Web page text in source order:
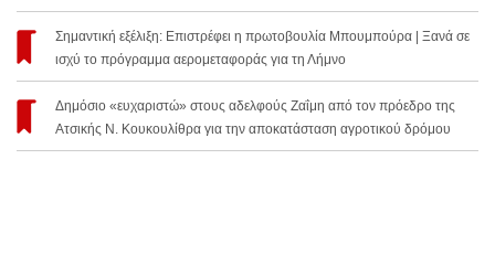
Σημαντική εξέλιξη: Επιστρέφει η πρωτοβουλία Μπουμπούρα | Ξανά σε
ισχύ το πρόγραμμα αερομεταφοράς για τη Λήμνο
Δημόσιο «ευχαριστώ» στους αδελφούς Ζαΐμη από τον πρόεδρο της
Ατσικής Ν. Κουκουλίθρα για την αποκατάσταση αγροτικού δρόμου